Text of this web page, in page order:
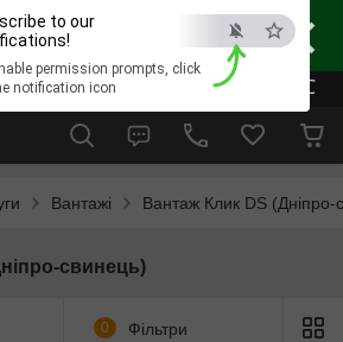
×
ESC
to our
permission prompts, click
notification icon
для риболовлі та відпочинку
Вантажі Вантаж Клик DS (Дніпро-
свинець)
0 Фільтри